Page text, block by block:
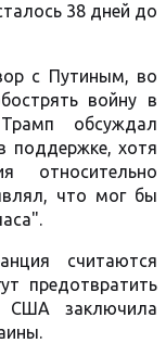
38 дней до
с Путиным, во
войну в
обсуждал
поддержке, хотя
относительно
что мог бы
считаются
предотвратить
США заключила